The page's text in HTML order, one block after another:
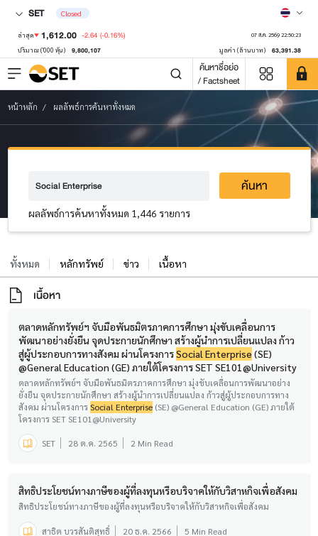
SET Closed
ล่าสุด 1,612.00 -2.64 (-0.16%) 07 ส.ค. 2569 22:50:23
ปริมาณ ('000 หุ้น) 9,800,107 มูลค่า (ล้านบาท) 63,391.38
ค้นหาชื่อย่อ
/ Factsheet
หน้าหลัก ผลลัพธ์การค้นหาทั้งหมด
ค้นหา
ผลลัพธ์การค้นหาทั้งหมด 1,446 รายการ
ทั้งหมด หลักทรัพย์ ข่าว เนื้อหา
เนื้อหา
ตลาดหลักทรัพย์ฯ จับมือพันธมิตรภาคการศึกษา มุ่งขับเคลื่อนการ
พัฒนาอย่างยั่งยืน จุดประกายนักศึกษา สร้างผู้นำการเปลี่ยนแปลง ก้าว
สู่ผู้ประกอบการทางสังคม ผ่านโครงการSocial Enterprise (SE)
@General Education (GE) ภายใต้โครงการ SET SE101@University
ตลาดหลักทรัพย์ฯ จับมือพันธมิตรภาคการศึกษา มุ่งขับเคลื่อนการพัฒนาอย่าง
ยั่งยืน จุดประกายนักศึกษา สร้างผู้นำการเปลี่ยนแปลง ก้าวสู่ผู้ประกอบการทาง
สังคม ผ่านโครงการSocial Enterprise (SE) @General Education (GE) ภายใต้
โครงการ SET SE101@University
SET 28 ต.ค. 2565 2 Min Read
สิทธิประโยชน์ทางภาษีของผู้ที่ลงทุนหรือบริจาคให้กับวิสาหกิจเพื่อสังคม
สิทธิประโยชน์ทางภาษีของผู้ที่ลงทุนหรือบริจาคให้กับวิสาหกิจเพื่อสังคม
สาธิต บวรสันติสุทธิ์ 20 ธ.ค. 2566 5 Min Read